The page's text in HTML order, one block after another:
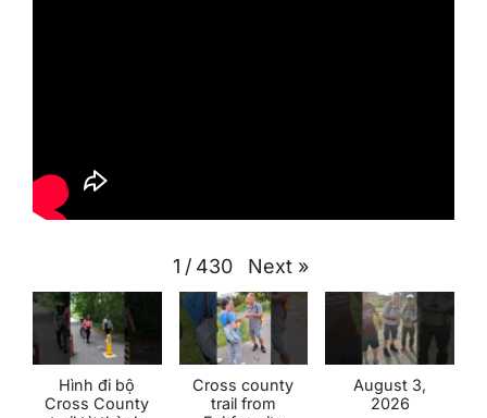
1 / 430 Next »
Hình đi bộ
Cross County
Cross county
trail from
August 3,
2026